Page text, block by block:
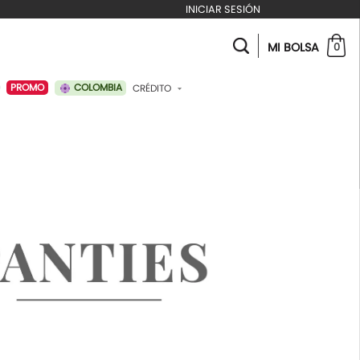
INICIAR SESIÓN
PROMO COLOMBIA CRÉDITO
MI BOLSA 0